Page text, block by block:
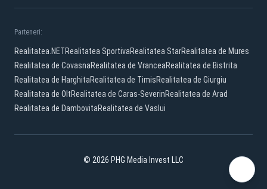
Parteneri:
Realitatea.NETRealitatea SportivaRealitatea StarRealitatea de Mures
Realitatea de CovasnaRealitatea de VranceaRealitatea de Bistrita
Realitatea de HarghitaRealitatea de TimisRealitatea de Giurgiu
Realitatea de OltRealitatea de Caras-SeverinRealitatea de Arad
Realitatea de DambovitaRealitatea de Vaslui
© 2026 PHG Media Invest LLC